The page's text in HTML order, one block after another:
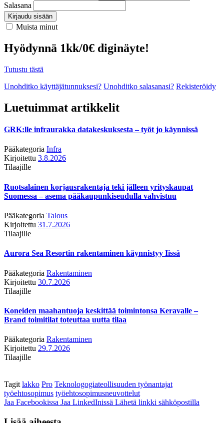
Salasana
Kirjaudu sisään
Muista minut
Hyödynnä 1kk/0€ diginäyte!
Tutustu tästä
Unohditko käyttäjätunnuksesi? Unohditko salasanasi? Rekisteröidy
Luetuimmat artikkelit
GRK:lle infraurakka datakeskuksesta – työt jo käynnissä
Pääkategoria Infra
Kirjoitettu 3.8.2026
Tilaajille
Ruotsalainen korjausrakentaja teki jälleen yrityskaupat
Suomessa – asema pääkaupunkiseudulla vahvistuu
Pääkategoria Talous
Kirjoitettu 31.7.2026
Tilaajille
Aurora Sea Resortin rakentaminen käynnistyy Iissä
Pääkategoria Rakentaminen
Kirjoitettu 30.7.2026
Tilaajille
Koneiden maahantuoja keskittää toimintonsa Keravalle –
Brand toimitilat toteuttaa uutta tilaa
Pääkategoria Rakentaminen
Kirjoitettu 29.7.2026
Tilaajille
Tagit lakko Pro Teknologogiateollisuuden työnantajat
työehtosopimus työehtosopimusneuvottelut
Jaa Facebookissa Jaa LinkedInissä Lähetä linkki sähköpostilla